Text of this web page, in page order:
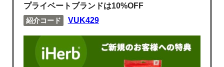
プライベートブランドは10%OFF
紹介コード VUK429